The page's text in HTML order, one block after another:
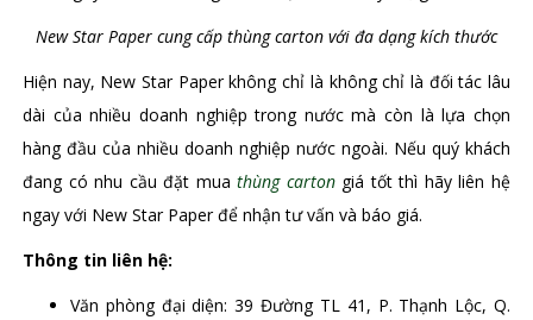
New Star Paper cung cấp thùng carton với đa dạng kích thước
Hiện nay, New Star Paper không chỉ là không chỉ là đối tác lâu
dài của nhiều doanh nghiệp trong nước mà còn là lựa chọn
hàng đầu của nhiều doanh nghiệp nước ngoài. Nếu quý khách
đang có nhu cầu đặt muathùng cartongiá tốt thì hãy liên hệ
ngay với New Star Paper để nhận tư vấn và báo giá.
Thông tin liên hệ:
Văn phòng đại diện: 39 Đường TL 41, P. Thạnh Lộc, Q.